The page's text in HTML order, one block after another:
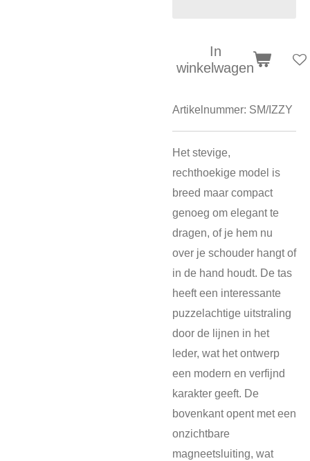
In
winkelwagen
Artikelnummer: SM/IZZY
Het stevige,
rechthoekige model is
breed maar compact
genoeg om elegant te
dragen, of je hem nu
over je schouder hangt of
in de hand houdt. De tas
heeft een interessante
puzzelachtige uitstraling
door de lijnen in het
leder, wat het ontwerp
een modern en verfijnd
karakter geeft. De
bovenkant opent met een
onzichtbare
magneetsluiting, wat